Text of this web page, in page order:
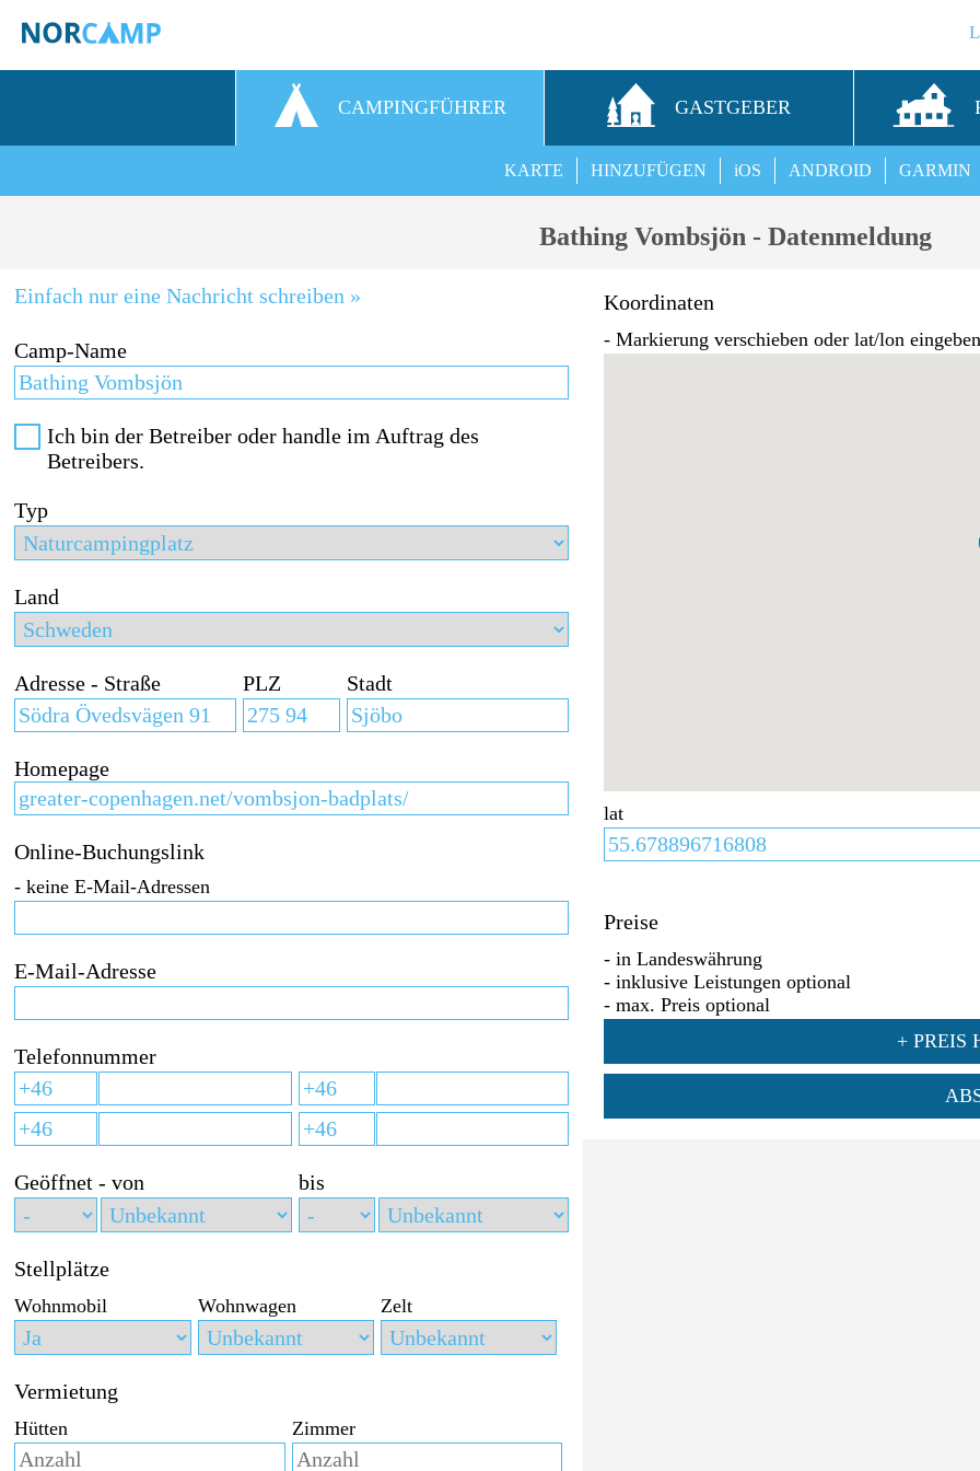
CAMPINGFÜHRER GASTGEBER
GARMIN
ANDROID
iOS
HINZUFÜGEN
KARTE
Bathing Vombsjön - Datenmeldung
Einfach nur eine Nachricht schreiben »
Camp-Name
Ich bin der Betreiber oder handle im Auftrag des
Betreibers.
Typ
Land
Adresse - Straße PLZ Stadt
Homepage
Online-Buchungslink
- keine E-Mail-Adressen
E-Mail-Adresse
Telefonnummer
Geöffnet - von bis
Stellplätze
Wohnmobil Wohnwagen Zelt
Vermietung
Hütten Zimmer
Koordinaten
- Markierung verschieben oder lat/lon
lat
Preise
- in Landeswährung
- inklusive Leistungen optional
- max. Preis optional
+ PREIS